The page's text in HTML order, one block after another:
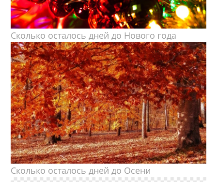
Сколько осталось дней до Нового года
Сколько осталось дней до Осени